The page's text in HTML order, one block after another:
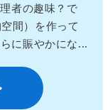
者の趣味？で
間）を作って
に賑やかにな...